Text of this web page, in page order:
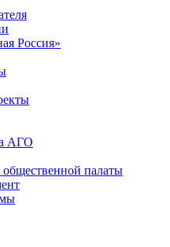
Россия»
АГО
палаты